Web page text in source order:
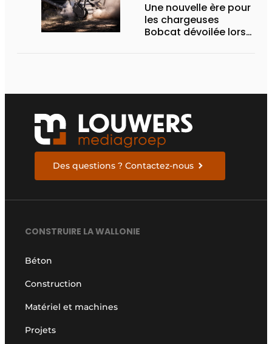
Une nouvelle ère pour
les chargeuses
Bobcat dévoilée lors
Des questions ? Contactez-nous
CONSTRUIRE LA WALLONIE
Béton
Construction
Matériel et machines
Projets